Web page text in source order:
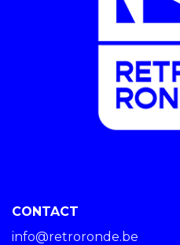
CONTACT
info@retroronde.be